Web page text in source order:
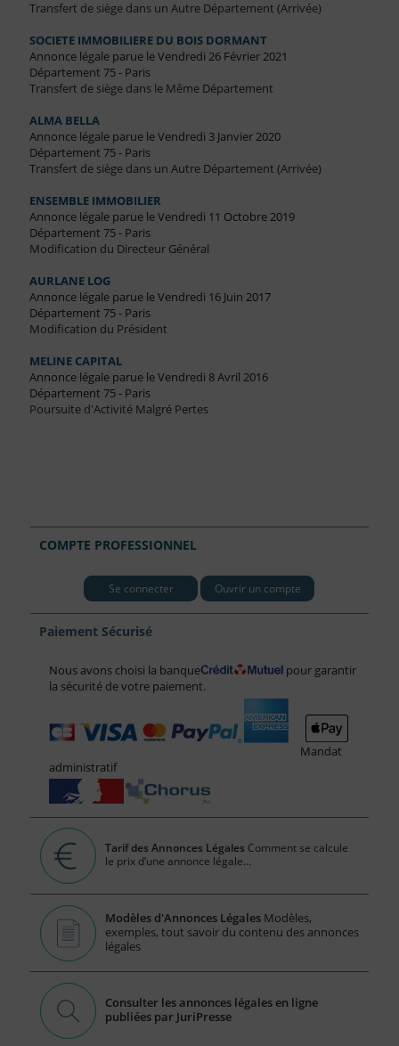
Transfert de siège dans un Autre Département (Arrivée)
SOCIETE IMMOBILIERE DU BOIS DORMANT
Annonce légale parue le Vendredi 26 Février 2021
Département 75 - Paris
Transfert de siège dans le Même Département
ALMA BELLA
Annonce légale parue le Vendredi 3 Janvier 2020
Département 75 - Paris
Transfert de siège dans un Autre Département (Arrivée)
ENSEMBLE IMMOBILIER
Annonce légale parue le Vendredi 11 Octobre 2019
Département 75 - Paris
Modification du Directeur Général
AURLANE LOG
Annonce légale parue le Vendredi 16 Juin 2017
Département 75 - Paris
Modification du Président
MELINE CAPITAL
Annonce légale parue le Vendredi 8 Avril 2016
Département 75 - Paris
Poursuite d'Activité Malgré Pertes
COMPTE PROFESSIONNEL
Se connecter Ouvrir un compte
Paiement Sécurisé
Nous avons choisi la banque
pour garantir
la sécurité de votre paiement.
Mandat
administratif
Tarif des Annonces Légales Comment se calcule
le prix d’une annonce légale...
Modèles d'Annonces Légales Modèles,
exemples, tout savoir du contenu des annonces
légales
Consulter les annonces légales en ligne
publiées par JuriPresse